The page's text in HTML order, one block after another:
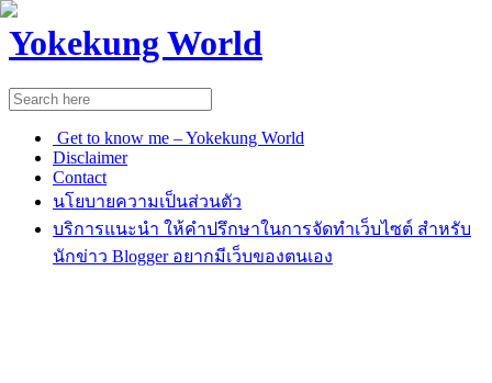
Yokekung World
Get to know me – Yokekung World
Disclaimer
Contact
นโยบายความเป็นส่วนตัว
บริการแนะนำ ให้คำปรึกษาในการจัดทำเว็บไซต์ สำหรับ
นักข่าว Blogger อยากมีเว็บของตนเอง